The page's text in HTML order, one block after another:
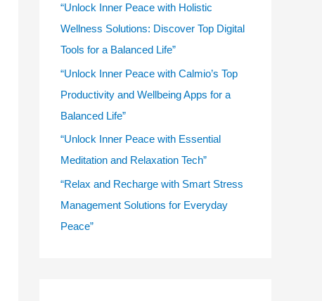
“Unlock Inner Peace with Holistic
Wellness Solutions: Discover Top Digital
Tools for a Balanced Life”
“Unlock Inner Peace with Calmio’s Top
Productivity and Wellbeing Apps for a
Balanced Life”
“Unlock Inner Peace with Essential
Meditation and Relaxation Tech”
“Relax and Recharge with Smart Stress
Management Solutions for Everyday
Peace”